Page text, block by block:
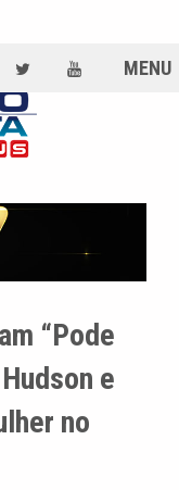
MENU
“Pode
e
no